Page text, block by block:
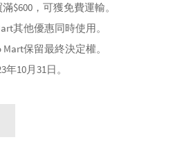
$600，可獲免費運輸。
其他優惠同時使用。
保留最終決定權。
10月31日。